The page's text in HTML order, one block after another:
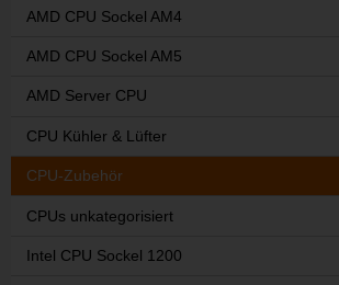
AMD CPU Sockel AM4
AMD CPU Sockel AM5
AMD Server CPU
CPU Kühler & Lüfter
CPU-Zubehör
CPUs unkategorisiert
Intel CPU Sockel 1200